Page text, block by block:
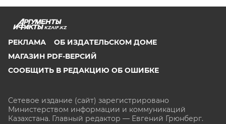
KZAIF.KZ
РЕКЛАМА
ОБ ИЗДАТЕЛЬСКОМ ДОМЕ
МАГАЗИН PDF-ВЕРСИЙ
СООБЩИТЬ В РЕДАКЦИЮ ОБ ОШИБКЕ
Сетевое издание (сайт) зарегистрировано
Министерством информации и коммуникаций
Казахстана. Главный редактор — Евгений Грюнберг.